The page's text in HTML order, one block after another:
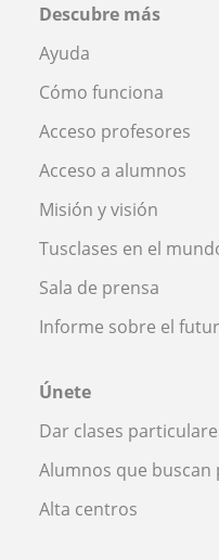
Descubre más
Ayuda
Cómo funciona
Acceso profesores
Acceso a alumnos
Misión y visión
Tusclases en el
Sala de prensa
Informe sobre el
Únete
Dar clases
Alumnos que
Alta centros